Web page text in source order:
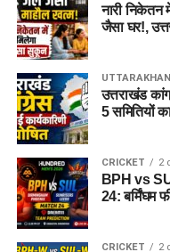
UP NEXT
बड़ी खबर : धामी सरकार ने
बल्ले, जानें किसे क्या मिला ?
DON'T MISS
तड़के सुबह दून पुलिस को
बदमाशों को मुठभेड़ के बाद
नारी निकेतन
जैसा घर!,
उत्तराखंड
5 समितियों
CRICKET 2
BPH vs
24: बर्मिंघम
CRICKET 2